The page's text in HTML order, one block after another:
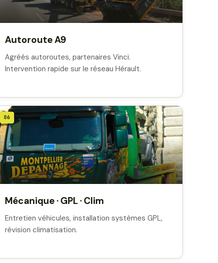
Autoroute A9
Agréés autoroutes, partenaires Vinci.
Intervention rapide sur le réseau Hérault.
06
Mécanique · GPL · Clim
Entretien véhicules, installation systèmes GPL,
révision climatisation.